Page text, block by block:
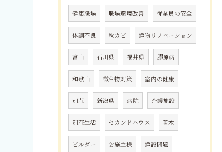
健康職場 職場環境改善 従業員の安全
体調不良 秋カビ 建物リノベーション
富山 石川県 福井県 膠原病
和歌山 微生物対策 室内の健康
別荘 新潟県 病院 介護施設
別荘生活 セカンドハウス 茨木
ビルダー お施主様 建設問題